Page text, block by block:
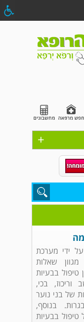
+
ידי מערכת
שאלות
בבעיות
בכי,
של בני נוער
בנוסף,
טיפול בבעיות